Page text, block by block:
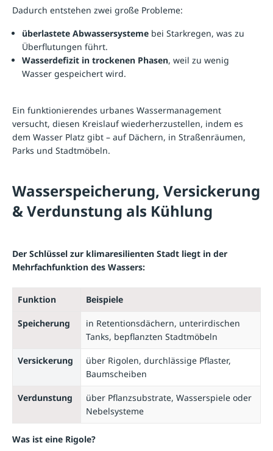
Dadurch entstehen zwei große Probleme:
überlastete Abwassersysteme bei Starkregen, was zu
Überflutungen führt.
Wasserdefizit in trockenen Phasen, weil zu wenig
Wasser gespeichert wird.
Ein funktionierendes urbanes Wassermanagement
versucht, diesen Kreislauf wiederherzustellen, indem es
dem Wasser Platz gibt – auf Dächern, in Straßenräumen,
Parks und Stadtmöbeln.
Wasserspeicherung, Versickerung
& Verdunstung als Kühlung
Der Schlüssel zur klimaresilienten Stadt liegt in der
Mehrfachfunktion des Wassers:
Funktion Beispiele
Speicherung
in Retentionsdächern, unterirdischen
Tanks, bepflanzten Stadtmöbeln
Versickerung
über Rigolen, durchlässige Pflaster,
Baumscheiben
Verdunstung
über Pflanzsubstrate, Wasserspiele oder
Nebelsysteme
Was ist eine Rigole?